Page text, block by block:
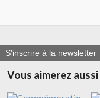
S'inscrire à la newsletter
Vous aimerez aussi